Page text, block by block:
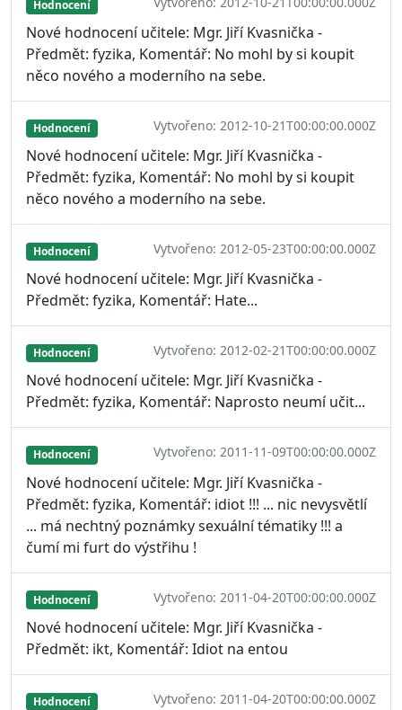
Hodnocení
Nové hodnocení učitele: Mgr. Jiří Kvasnička -
Předmět: fyzika, Komentář: No mohl by si koupit
něco nového a moderního na sebe.
Hodnocení Vytvořeno: 2012-10-21T00:00:00.000Z
Nové hodnocení učitele: Mgr. Jiří Kvasnička -
Předmět: fyzika, Komentář: No mohl by si koupit
něco nového a moderního na sebe.
Hodnocení Vytvořeno: 2012-05-23T00:00:00.000Z
Nové hodnocení učitele: Mgr. Jiří Kvasnička -
Předmět: fyzika, Komentář: Hate...
Hodnocení Vytvořeno: 2012-02-21T00:00:00.000Z
Nové hodnocení učitele: Mgr. Jiří Kvasnička -
Předmět: fyzika, Komentář: Naprosto neumí učit...
Hodnocení Vytvořeno: 2011-11-09T00:00:00.000Z
Nové hodnocení učitele: Mgr. Jiří Kvasnička -
Předmět: fyzika, Komentář: idiot !!! ... nic nevysvětlí
... má nechtný poznámky sexuální tématiky !!! a
čumí mi furt do výstřihu !
Hodnocení Vytvořeno: 2011-04-20T00:00:00.000Z
Nové hodnocení učitele: Mgr. Jiří Kvasnička -
Předmět: ikt, Komentář: Idiot na entou
Hodnocení Vytvořeno: 2011-04-20T00:00:00.000Z